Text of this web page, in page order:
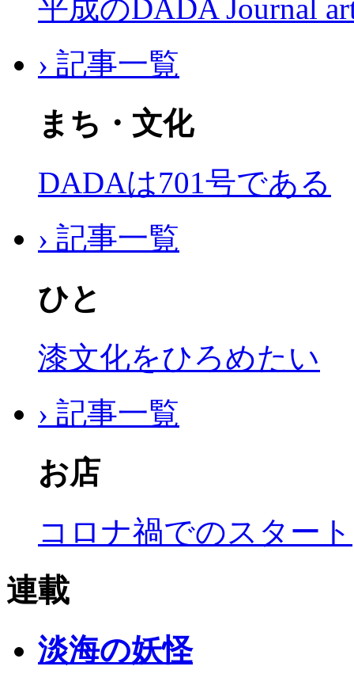
平成のDADA Journal
› 記事一覧
まち・文化
DADAは701号である
› 記事一覧
ひと
漆文化をひろめたい
› 記事一覧
お店
コロナ禍でのスタート
連載
淡海の妖怪